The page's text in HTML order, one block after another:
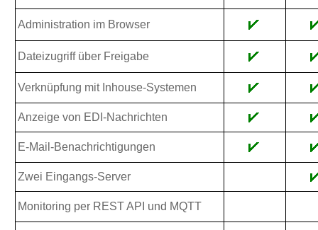
Administration im Browser
Dateizugriff über Freigabe
Verknüpfung mit Inhouse-Systemen
Anzeige von EDI-Nachrichten
E-Mail-Benachrichtigungen
Zwei Eingangs-Server
Monitoring per REST API und MQTT